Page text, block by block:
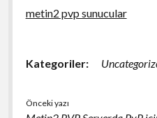
metin2 pvp sunucular
Kategoriler:
Önceki yazı